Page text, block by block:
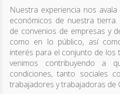
Nuestra experiencia nos
económicos de nuestra
de convenios de empresas y
como en lo público, así
interés para el conjunto de los
venimos contribuyendo a
condiciones, tanto sociales
trabajadores y trabajadoras de